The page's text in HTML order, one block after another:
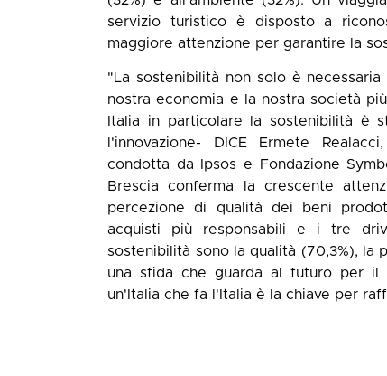
servizio turistico è disposto a
maggiore attenzione per garantire la
"La sostenibilità non solo è
nostra economia e la nostra società
Italia in particolare la sostenibilità è
l'innovazione- DICE Ermete
condotta da Ipsos e Fondazione
Brescia conferma la crescente
percezione di qualità dei beni
acquisti più responsabili e i tre
sostenibilità sono la qualità (70,3%), la
una sfida che guarda al futuro per il
un'Italia che fa l'Italia è la chiave per